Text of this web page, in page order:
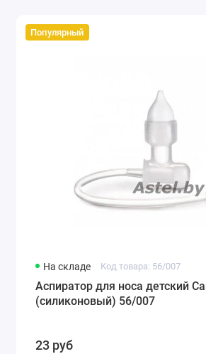
Популярный
На складе Код товара: 56/007
Аспиратор для носа детский
(силиконовый) 56/007
23 руб